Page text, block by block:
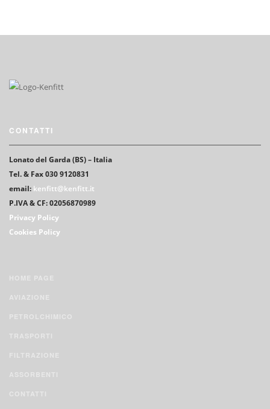
CONTATTI
Lonato del Garda (BS) – Italia
Tel. & Fax 030 9120831
email: kenfitt@kenfitt.it
P.IVA & CF: 02056870989
Privacy Policy
Cookies Policy